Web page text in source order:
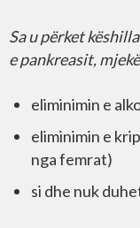
Sa u përket
e pankreasit,
eliminimin e
eliminimin e
nga femrat)
si dhe nuk